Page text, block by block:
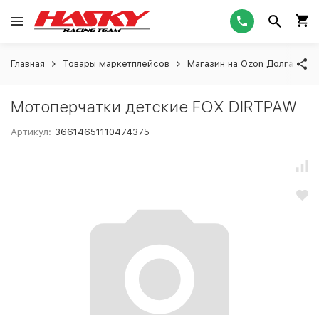
Главная Товары маркетплейсов Магазин на Ozon Долгашева
Мотоперчатки детские FOX DIRTPAW
Артикул: 36614651110474375